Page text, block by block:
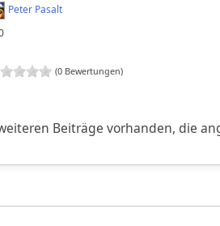
Peter Pasalt
(0 Bewertungen)
Beiträge vorhanden, die